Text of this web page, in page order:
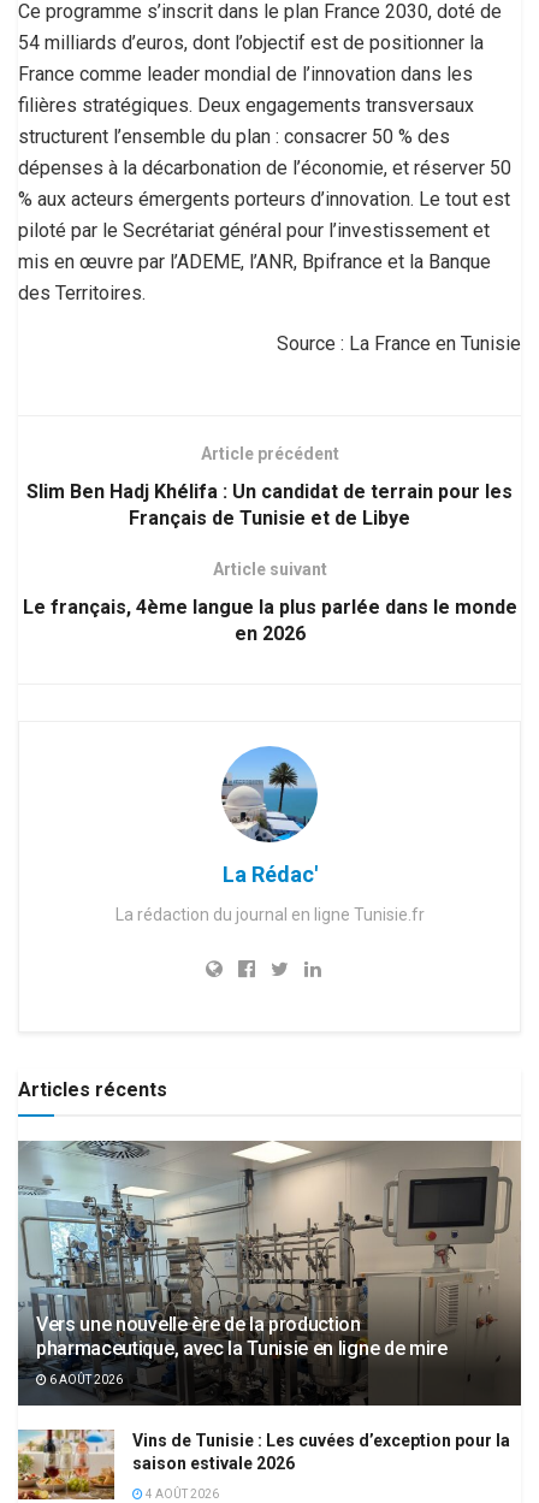
Ce programme s’inscrit dans le plan France 2030, doté de
54 milliards d’euros, dont l’objectif est de positionner la
France comme leader mondial de l’innovation dans les
filières stratégiques. Deux engagements transversaux
structurent l’ensemble du plan : consacrer 50 % des
dépenses à la décarbonation de l’économie, et réserver 50
% aux acteurs émergents porteurs d’innovation. Le tout est
piloté par le Secrétariat général pour l’investissement et
mis en œuvre par l’ADEME, l’ANR, Bpifrance et la Banque
des Territoires.
Source : La France en Tunisie
Article précédent
Slim Ben Hadj Khélifa : Un candidat de terrain pour les
Français de Tunisie et de Libye
Article suivant
Le français, 4ème langue la plus parlée dans le monde
en 2026
La Rédac'
La rédaction du journal en ligne Tunisie.fr
Articles récents
Vers une nouvelle ère de la production
pharmaceutique, avec la Tunisie en ligne de mire
6 AOÛT 2026
Vins de Tunisie : Les cuvées d’exception pour la
saison estivale 2026
4 AOÛT 2026